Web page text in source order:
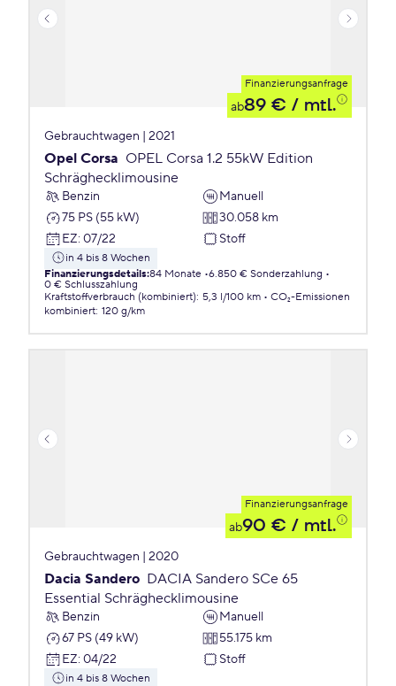
Finanzierungsanfrage
ab89 € / mtl.
Gebrauchtwagen | 2021
Opel Corsa OPEL Corsa 1.2 55kW Edition
Schräghecklimousine
Benzin
Manuell
75 PS (55 kW)
30.058 km
EZ: 07/22 Stoff
in 4 bis 8 Wochen
Finanzierungsdetails:84 Monate 6.850 € Sonderzahlung
0 € Schlusszahlung
Kraftstoffverbrauch (kombiniert): 5,3 l/100 km
CO₂-Emissionen
kombiniert: 120 g/km
Finanzierungsanfrage
ab90 € / mtl.
Gebrauchtwagen | 2020
Dacia Sandero DACIA Sandero SCe 65
Essential Schräghecklimousine
Benzin
Manuell
67 PS (49 kW)
55.175 km
EZ: 04/22 Stoff
in 4 bis 8 Wochen